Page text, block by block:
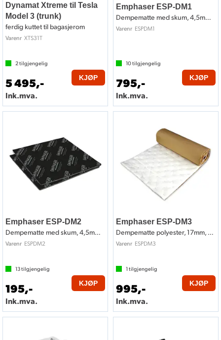
Dynamat Xtreme til Tesla
Model 3 (trunk)
ferdig kuttet til bagasjerom
Varenr XTS31T
2tilgjengelig
5 495,-
Ink.mva.
KJØP
Emphaser ESP-DM1
Dempematte med skum, 4,5mm, 200x46cm
Varenr ESPDM1
10tilgjengelig
795,-
Ink.mva.
KJØP
Emphaser ESP-DM2
Dempematte med skum, 4,5mm, 20x20cm 2stk
Varenr ESPDM2
13tilgjengelig
195,-
Ink.mva.
KJØP
Emphaser ESP-DM3
Dempematte polyester, 17mm, 200x46cm
Varenr ESPDM3
1 tilgjengelig
995,-
Ink.mva.
KJØP